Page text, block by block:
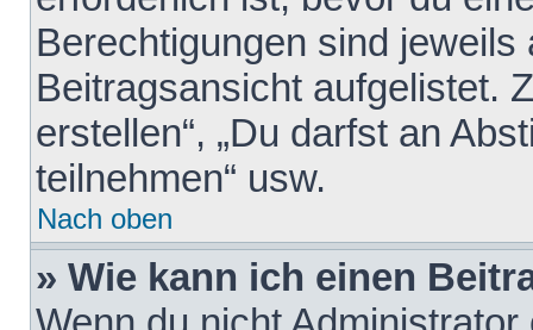
Berechtigungen sind
Beitragsansicht aufgelistet.
erstellen“, „Du darfst an
teilnehmen“ usw.
Nach oben
» Wie kann ich einen